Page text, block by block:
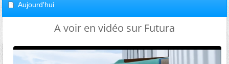
Aujourd'hui
A voir en vidéo sur Futura